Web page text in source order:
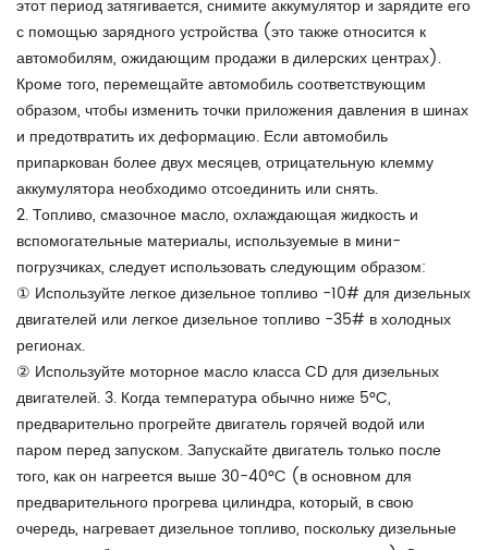
этот период затягивается, снимите аккумулятор и зарядите его
с помощью зарядного устройства (это также относится к
автомобилям, ожидающим продажи в дилерских центрах).
Кроме того, перемещайте автомобиль соответствующим
образом, чтобы изменить точки приложения давления в шинах
и предотвратить их деформацию. Если автомобиль
припаркован более двух месяцев, отрицательную клемму
аккумулятора необходимо отсоединить или снять.
2. Топливо, смазочное масло, охлаждающая жидкость и
вспомогательные материалы, используемые в мини-
погрузчиках, следует использовать следующим образом:
① Используйте легкое дизельное топливо -10# для дизельных
двигателей или легкое дизельное топливо -35# в холодных
регионах.
② Используйте моторное масло класса CD для дизельных
двигателей. 3. Когда температура обычно ниже 5°C,
предварительно прогрейте двигатель горячей водой или
паром перед запуском. Запускайте двигатель только после
того, как он нагреется выше 30-40°C (в основном для
предварительного прогрева цилиндра, который, в свою
очередь, нагревает дизельное топливо, поскольку дизельные